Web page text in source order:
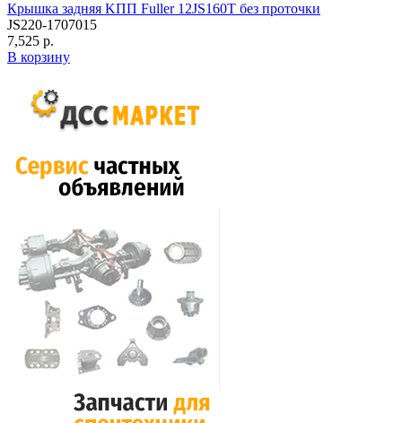
Крышка задняя KПП Fuller 12JS160T без проточки
JS220-1707015
7,525 р.
В корзину